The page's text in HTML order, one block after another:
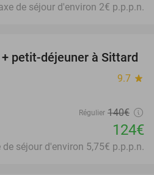
de séjour d'environ 2€ p.p.p.n.
11%
petit-déjeuner à Sittard
9.7 star
Régulier 140€
124€
de séjour d'environ 5,75€ p.p.p.n.